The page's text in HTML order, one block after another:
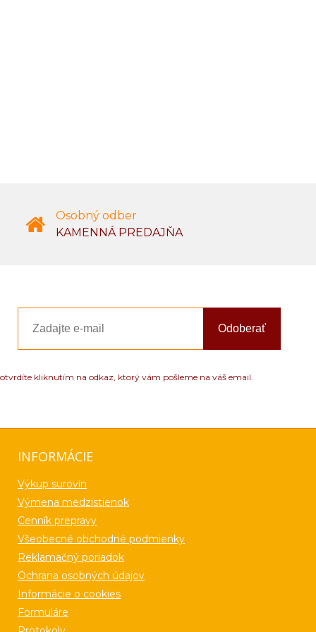
Osobný odber
KAMENNÁ PREDAJŇA
Odoberať
kliknutím na odkaz, ktorý vám pošleme na váš email.
INFORMÁCIE
Výkup surovín
Výmena medzistienok
Cenník prepravy
Všeobecné obchodné podmienky
Reklamačný poriadok
Ochrana osobných údajov
Informácie o cookies
Formuláre